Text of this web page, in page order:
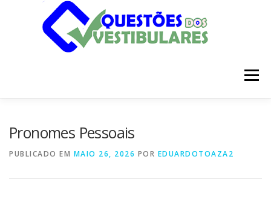
Menu
Pronomes Pessoais
PUBLICADO EM MAIO 26, 2026 POR EDUARDOTOAZA2